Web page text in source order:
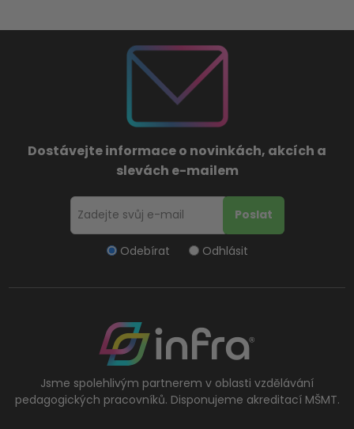
Dostávejte informace o novinkách, akcích a
slevách e-mailem
Odebírat Odhlásit
Jsme spolehlivým partnerem v oblasti vzdělávání
pedagogických pracovníků. Disponujeme akreditací MŠMT.